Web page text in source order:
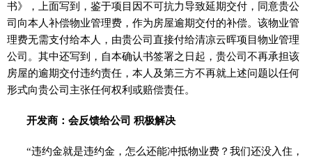
书》，上面写到，鉴于项目因不可抗力导致延期交付，同意贵公
司向本人补偿物业管理费，作为房屋逾期交付的补偿。该物业管
理费无需支付给本人，由贵公司直接付给清凉云晖项目物业管理
公司。其中还写到，自本确认书签署之日起，贵公司不再承担该
房屋的逾期交付违约责任，本人及第三方不再就上述问题以任何
形式向贵公司主张任何权利或赔偿责任。
开发商：会反馈给公司 积极解决
“违约金就是违约金，怎么还能冲抵物业费？我们还没入住，